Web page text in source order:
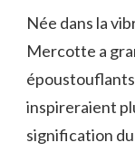
Née dans la
Mercotte a
inspireraient
signification du